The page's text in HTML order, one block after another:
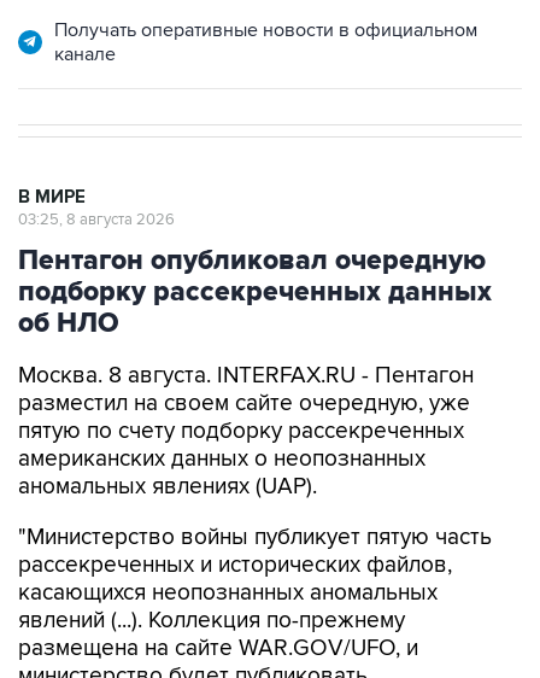
Получать оперативные новости в официальном
канале
В МИРЕ
03:25, 8 августа 2026
Пентагон опубликовал очередную
подборку рассекреченных данных
об НЛО
Москва. 8 августа. INTERFAX.RU - Пентагон
разместил на своем сайте очередную, уже
пятую по счету подборку рассекреченных
американских данных о неопознанных
аномальных явлениях (UAP).
"Министерство войны публикует пятую часть
рассекреченных и исторических файлов,
касающихся неопознанных аномальных
явлений (...). Коллекция по-прежнему
размещена на сайте WAR.GOV/UFO, и